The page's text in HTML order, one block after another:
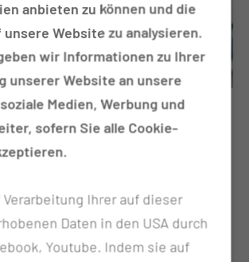
anbieten zu können und die
Website zu analysieren.
wir Informationen zu Ihrer
unserer Website an unsere
Medien, Werbung und
sofern Sie alle Cookie-
Ihrer auf dieser
Daten in den USA durch
Youtube. Indem sie auf